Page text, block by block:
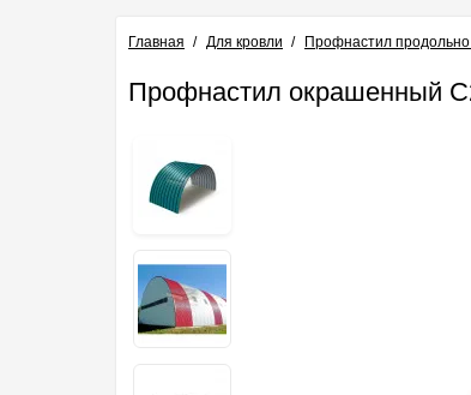
Главная Для кровли Профнастил продольно
Профнастил окрашенный